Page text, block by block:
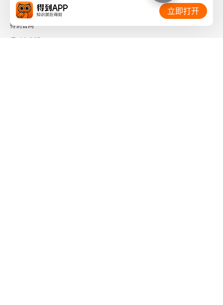
相关链接：
得到官网
立即打开